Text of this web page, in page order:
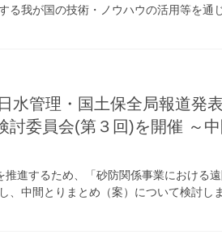
る我が国の技術・ノウハウの活用等を通
水管理・国土保全局報道発
討委員会(第３回)を開催 ～
推進するため、「砂防関係事業における
、中間とりまとめ（案）について検討